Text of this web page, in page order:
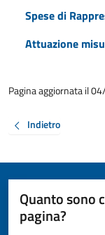
Spese di
Attuazione
Pagina aggiornata il
Indietro
Quanto sono
pagina?